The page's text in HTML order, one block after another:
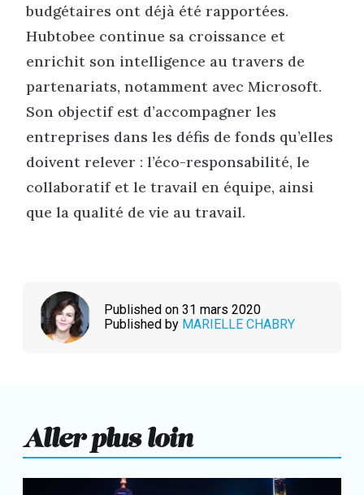
budgétaires ont déjà été rapportées.
Hubtobee continue sa croissance et
enrichit son intelligence au travers de
partenariats, notamment avec Microsoft.
Son objectif est d’accompagner les
entreprises dans les défis de fonds qu’elles
doivent relever : l’éco-responsabilité, le
collaboratif et le travail en équipe, ainsi
que la qualité de vie au travail.
Published on 31 mars 2020
Published by MARIELLE CHABRY
Aller plus loin